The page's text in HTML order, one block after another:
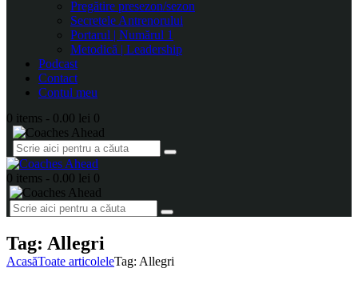
Pregătire presezon/sezon
Secretele Antrenorului
Portarul | Numărul 1
Metodică | Leadership
Podcast
Contact
Contul meu
0 items - 0.00 lei 0
0 items - 0.00 lei 0
Tag: Allegri
AcasăToate articoleleTag: Allegri